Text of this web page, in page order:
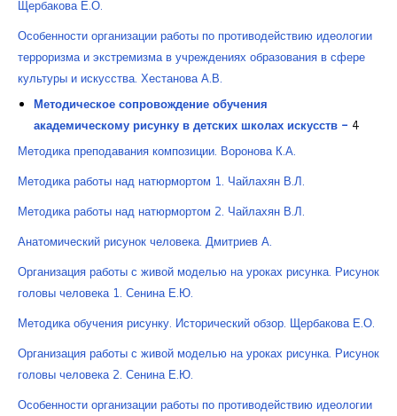
Щербакова Е.О.
Особенности организации работы по противодействию идеологии
терроризма и экстремизма в учреждениях образования в сфере
культуры и искусства. Хестанова А.В.
Методическое сопровождение обучения
академическому рисунку в детских школах искусств - 4
Методика преподавания композиции. Воронова К.А.
Методика работы над натюрмортом 1. Чайлахян В.Л.
Методика работы над натюрмортом 2. Чайлахян В.Л.
Анатомический рисунок человека. Дмитриев А.
Организация работы с живой моделью на уроках рисунка. Рисунок
головы человека 1. Сенина Е.Ю.
Методика обучения рисунку. Исторический обзор. Щербакова Е.О.
Организация работы с живой моделью на уроках рисунка. Рисунок
головы человека 2. Сенина Е.Ю.
Особенности организации работы по противодействию идеологии